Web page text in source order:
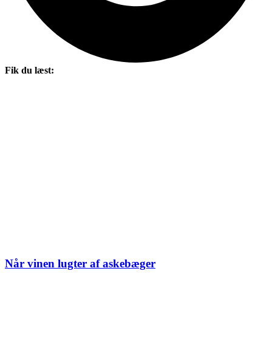
Fik du læst:
Når vinen lugter af askebæger